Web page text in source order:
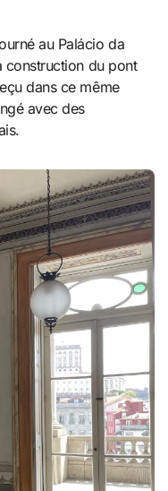
au Palácio da
construction du pont
dans ce même
avec des